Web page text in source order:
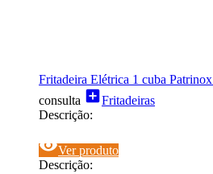
Fritadeira Elétrica 1 cuba Patrinox
consulta add_boxFritadeiras
Descrição:
visibilityVer produto
Descrição: